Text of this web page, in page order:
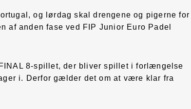
og lørdag skal drengene og pigerne for
anden fase ved FIP Junior Euro Padel
8-spillet, der bliver spillet i forlængelse
i. Derfor gælder det om at være klar fra